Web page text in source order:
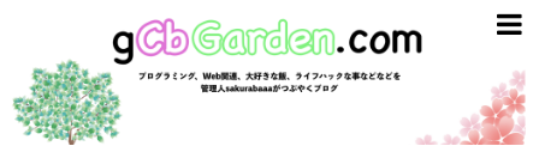
gCbGarden
ライフスタイル
ガジェット